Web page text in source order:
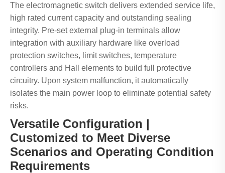
The electromagnetic switch delivers extended service life,
high rated current capacity and outstanding sealing
integrity. Pre-set external plug-in terminals allow
integration with auxiliary hardware like overload
protection switches, limit switches, temperature
controllers and Hall elements to build full protective
circuitry. Upon system malfunction, it automatically
isolates the main power loop to eliminate potential safety
risks.
Versatile Configuration |
Customized to Meet Diverse
Scenarios and Operating Condition
Requirements